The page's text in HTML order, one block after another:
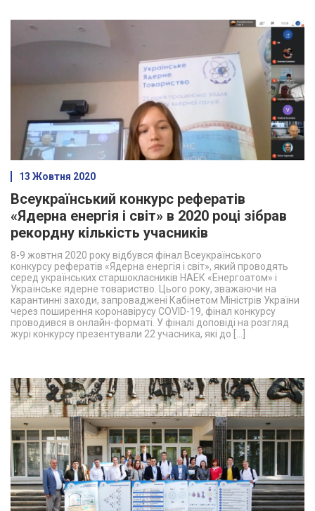
13 Жовтня 2020
Всеукраїнський конкурс рефератів
«Ядерна енергія і світ» в 2020 році зібрав
рекордну кількість учасників
8-9 жовтня 2020 року відбувся фінал Всеукраїнського
конкурсу рефератів «Ядерна енергія і світ», який проводять
серед українських старшокласників НАЕК «Енергоатом» і
Українське ядерне товариство. Цього року, зважаючи на
карантинні заходи, запроваджені Кабінетом Міністрів України
через поширення коронавірусу COVID-19, фінал конкурсу
проводився в онлайн-форматі. У фіналі доповіді на розгляд
журі конкурсу презентували 22 учасника, які до […]